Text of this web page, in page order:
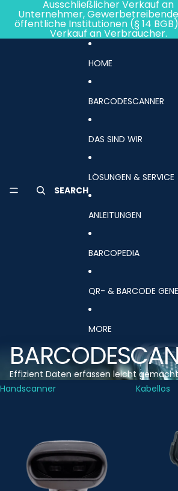
Ausschließlicher Verkauf an
Unternehmer,
öffentliche Institutionen (§ 14
Verkauf an Verbraucher.
SEARCH
HOME
BARCODESCANNER
DAS SIND WIR
LÖSUNGEN & SERVICE
ANLEITUNGEN
BARCOPEDIA
QR- & BARCODE
MORE
Effizient Daten erfassen leicht gemacht
Handscanner
Kabellos